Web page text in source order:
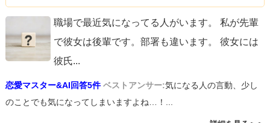
職場で最近気になってる人がいます。 私が先輩
で彼女は後輩です。部署も違います。 彼女には
彼氏...
恋愛マスター&AI回答5件 ベストアンサー:気になる人の言動、少し
のことでも気になってしまいますよね…！...